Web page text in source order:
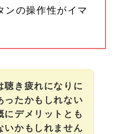
ンの操作性がイマ
聴き疲れになりに
ったかもしれない
にデメリットとも
いかもしれません